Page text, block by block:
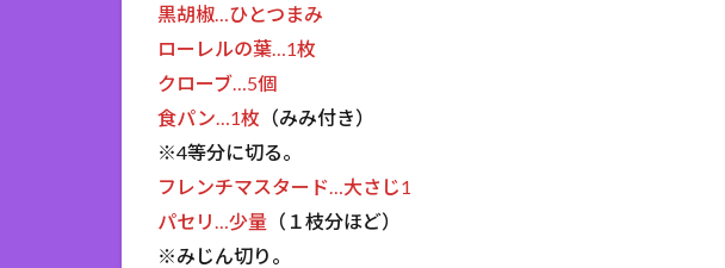
黒胡椒…ひとつまみ
ローレルの葉…1枚
クローブ…5個
食パン…1枚 （みみ付き）
※4等分に切る。
フレンチマスタード…大さじ1
パセリ…少量 （１枝分ほど）
※みじん切り。